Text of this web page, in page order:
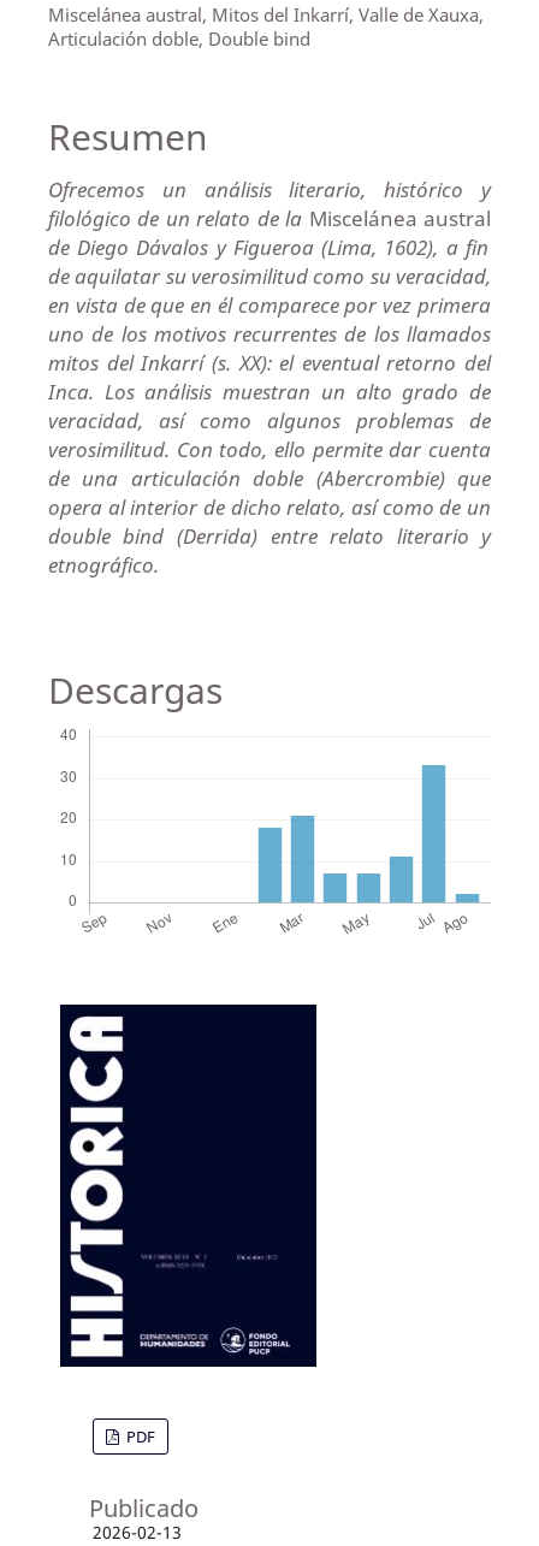
Miscelánea austral, Mitos del Inkarrí, Valle de Xauxa,
Articulación doble, Double bind
Resumen
Ofrecemos un análisis literario, histórico y
filológico de un relato de la Miscelánea austral
de Diego Dávalos y Figueroa (Lima, 1602), a fin
de aquilatar su verosimilitud como su veracidad,
en vista de que en él comparece por vez primera
uno de los motivos recurrentes de los llamados
mitos del Inkarrí (s. XX): el eventual retorno del
Inca. Los análisis muestran un alto grado de
veracidad, así como algunos problemas de
verosimilitud. Con todo, ello permite dar cuenta
de una articulación doble (Abercrombie) que
opera al interior de dicho relato, así como de un
double bind (Derrida) entre relato literario y
etnográfico.
Descargas
PDF
Publicado
2026-02-13